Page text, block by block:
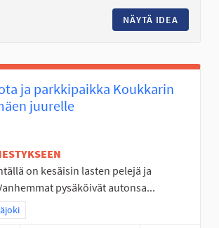
NÄYTÄ IDEA
ja parkkipaikka Koukkarin
juurelle
on kesäisin lasten pelejä ja
pysäköivät autonsa...
mukaan: Eteläinen Seinäjoki